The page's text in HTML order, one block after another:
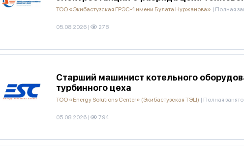
ТОО «Экибастузская ГРЭС-1 имени Булата Нуржанова» | Полная
05.08.2026 | 278
Старший машинист котельного
турбинного цеха
ТОО «Energy Solutions Center» (Экибастузская ТЭЦ) | Полная
05.08.2026 | 794